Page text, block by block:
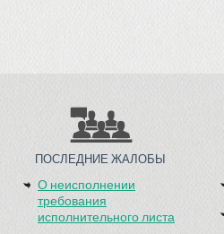
ПОСЛЕДНИЕ ЖАЛОБЫ
О неисполнении
требования
исполнительного листа